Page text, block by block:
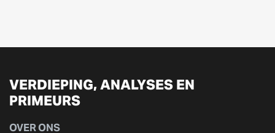
VERDIEPING, ANALYSES EN
PRIMEURS
OVER ONS